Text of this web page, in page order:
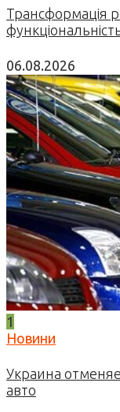
Трансформація
06.08.2026
1
Новини
Украина
авто